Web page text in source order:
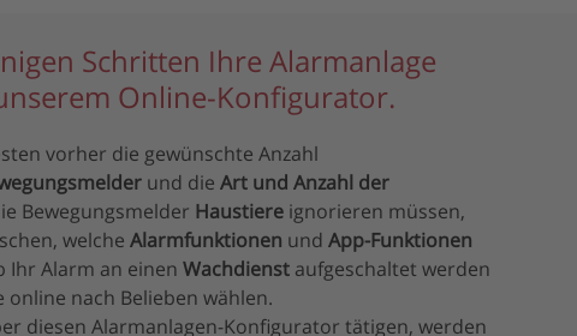
Schritten Ihre Alarmanlage
Online-Konfigurator.
vorher die gewünschte Anzahl
und die Art und Anzahl der
Bewegungsmelder Haustiere ignorieren müssen,
welche Alarmfunktionen und App-Funktionen
Ihr Alarm an einen Wachdienst aufgeschaltet werden
online nach Belieben wählen.
diesen Alarmanlagen-Konfigurator tätigen, werden